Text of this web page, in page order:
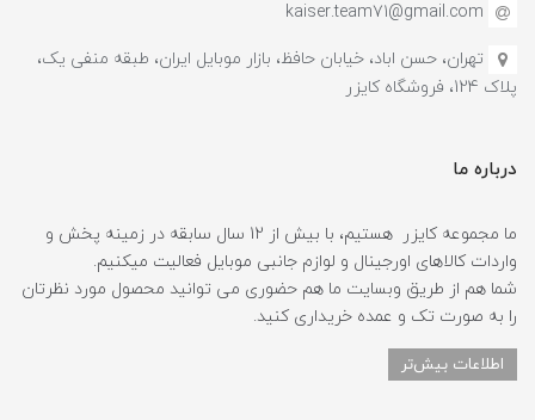
kaiser.team71@gmail.com
تهران، حسن اباد، خیابان حافظ، بازار موبایل ایران، طبقه منفی یک،
پلاک 124، فروشگاه کایزر
درباره ما
ما مجموعه کایزر هستیم، با بیش از 12 سال سابقه در زمینه پخش و
واردات کالاهای اورجینال و لوازم جانبی موبایل فعالیت میکنیم.
شما هم از طریق وبسایت ما هم حضوری می توانید محصول مورد نظرتان
را به صورت تک و عمده خریداری کنید.
اطلاعات بیش‌تر